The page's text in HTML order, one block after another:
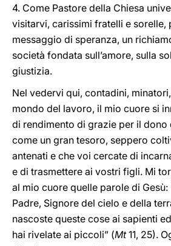
4. Come Pastore della Chiesa
visitarvi, carissimi fratelli e sorelle,
messaggio di speranza, un
società fondata sull’amore, sulla
giustizia.
Nel vedervi qui, contadini,
mondo del lavoro, il mio cuore si
di rendimento di grazie per il dono
come un gran tesoro, seppero
antenati e che voi cercate di
e di trasmettere ai vostri figli. Mi
al mio cuore quelle parole di Gesù:
Padre, Signore del cielo e della
nascoste queste cose ai sapienti
hai rivelate ai piccoli” (Mt11, 25).